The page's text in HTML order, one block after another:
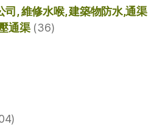
司, 維修水喉, 建築物防水,通渠
通渠(36)